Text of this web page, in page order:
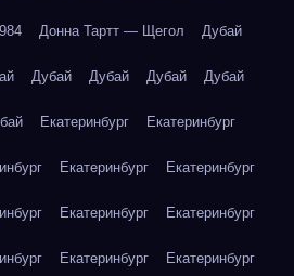
Донна Тартт — Щегол Дубай
Дубай Дубай Дубай Дубай
Екатеринбург Екатеринбург
Екатеринбург Екатеринбург
Екатеринбург Екатеринбург
Екатеринбург Екатеринбург